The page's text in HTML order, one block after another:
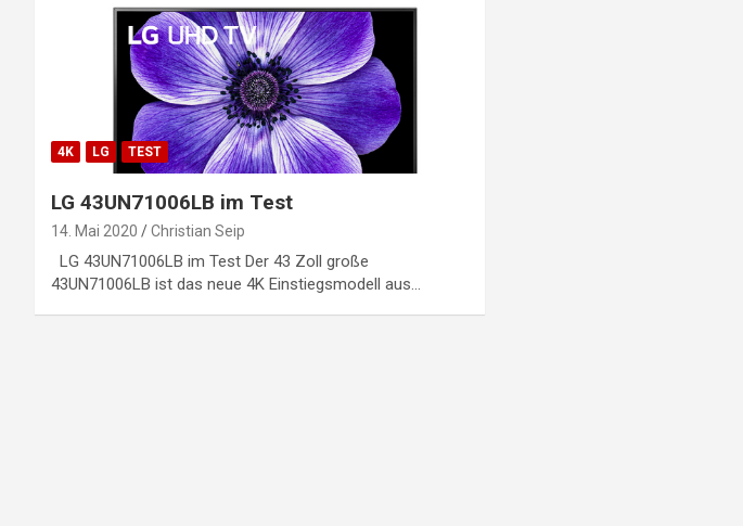
4K LG TEST
LG 43UN71006LB im Test
14. Mai 2020 Christian Seip
LG 43UN71006LB im Test Der 43 Zoll große
43UN71006LB ist das neue 4K Einstiegsmodell aus…